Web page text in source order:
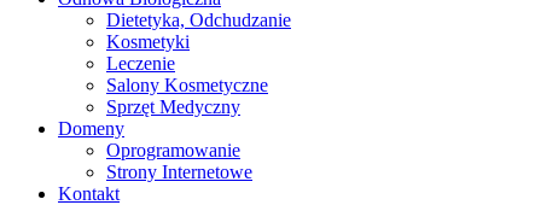
Dietetyka, Odchudzanie
Kosmetyki
Leczenie
Salony Kosmetyczne
Sprzęt Medyczny
Domeny
Oprogramowanie
Strony Internetowe
Kontakt